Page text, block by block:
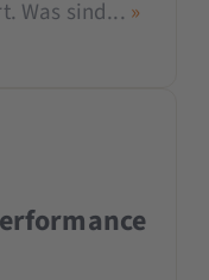
Was sind... »